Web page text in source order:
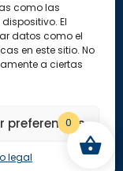
como las
El
datos como el
en este sitio. No
a ciertas
preferencias
legal
0